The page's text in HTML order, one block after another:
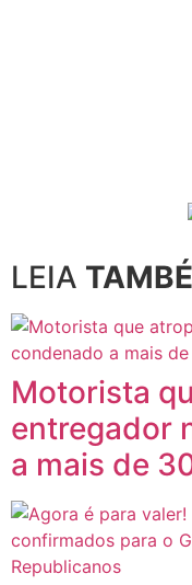
LEIA
Motorista
entregador
a mais de